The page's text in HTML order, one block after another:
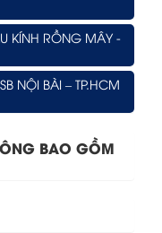
KÍNH RỒNG MÂY -
NỘI BÀI – TP.HCM
BAO GỒM